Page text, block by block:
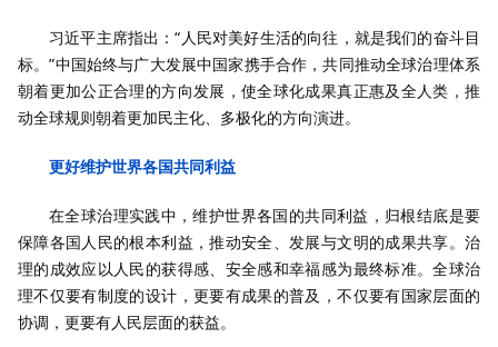
习近平主席指出：“人民对美好生活的向往，就是我们的奋斗目
标。”中国始终与广大发展中国家携手合作，共同推动全球治理体系
朝着更加公正合理的方向发展，使全球化成果真正惠及全人类，推
动全球规则朝着更加民主化、多极化的方向演进。
更好维护世界各国共同利益
在全球治理实践中，维护世界各国的共同利益，归根结底是要
保障各国人民的根本利益，推动安全、发展与文明的成果共享。治
理的成效应以人民的获得感、安全感和幸福感为最终标准。全球治
理不仅要有制度的设计，更要有成果的普及，不仅要有国家层面的
协调，更要有人民层面的获益。